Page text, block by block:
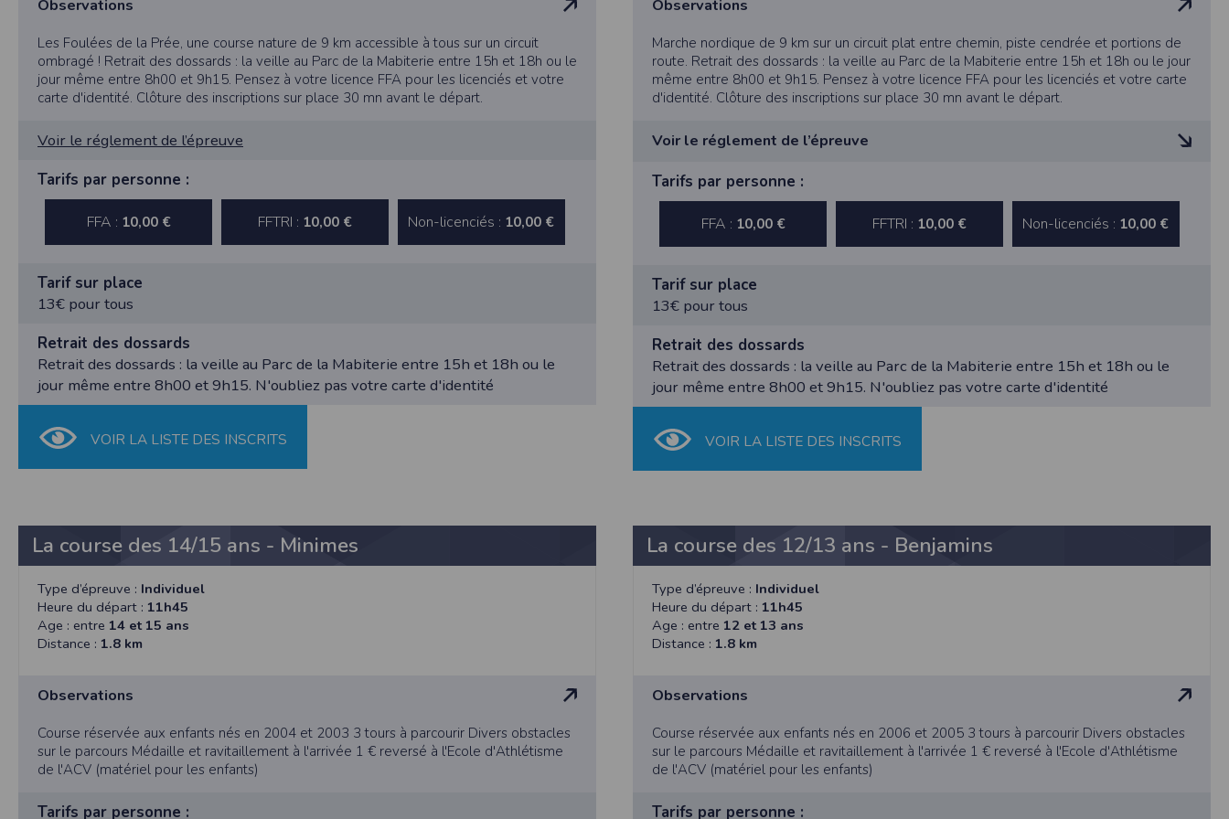
Observations
Les Foulées de la Prée, une course nature de 9 km accessible à tous sur un circuit
ombragé ! Retrait des dossards : la veille au Parc de la Mabiterie entre 15h et 18h ou le
jour même entre 8h00 et 9h15. Pensez à votre licence FFA pour les licenciés et votre
carte d'identité. Clôture des inscriptions sur place 30 mn avant le départ.
Voir le réglement de l’épreuve
Tarifs par personne :
FFA : 10,00 € FFTRI : 10,00 € Non-licenciés : 10,00 €
Tarif sur place
13€ pour tous
Retrait des dossards
Retrait des dossards : la veille au Parc de la Mabiterie entre 15h et 18h ou le
jour même entre 8h00 et 9h15. N'oubliez pas votre carte d'identité
VOIR LA LISTE DES INSCRITS
Observations
Marche nordique de 9 km sur un circuit plat entre chemin, piste cendrée et portions de
route. Retrait des dossards : la veille au Parc de la Mabiterie entre 15h et 18h ou le jour
même entre 8h00 et 9h15. Pensez à votre licence FFA pour les licenciés et votre carte
d'identité. Clôture des inscriptions sur place 30 mn avant le départ.
Voir le réglement de l’épreuve
Bâtons obligatoires. Les athlètes devront laisser la place aux athlètes du semi-
marathon (solo et relais) et ne pas gêner la progression de ceux-ci (attention aux
Tarifs par personne :
FFA : 10,00 € FFTRI : 10,00 € Non-licenciés : 10,00 €
Tarif sur place
13€ pour tous
Retrait des dossards
Retrait des dossards : la veille au Parc de la Mabiterie entre 15h et 18h ou le
jour même entre 8h00 et 9h15. N'oubliez pas votre carte d'identité
VOIR LA LISTE DES INSCRITS
La course des 14/15 ans - Minimes
Type d’épreuve : Individuel
Heure du départ : 11h45
Age : entre 14 et 15 ans
Distance : 1.8 km
Observations
Course réservée aux enfants nés en 2004 et 2003 3 tours à parcourir Divers obstacles
sur le parcours Médaille et ravitaillement à l'arrivée 1 € reversé à l'Ecole d'Athlétisme
de l'ACV (matériel pour les enfants)
Tarifs par personne :
La course des 12/13 ans - Benjamins
Type d’épreuve : Individuel
Heure du départ : 11h45
Age : entre 12 et 13 ans
Distance : 1.8 km
Observations
Course réservée aux enfants nés en 2006 et 2005 3 tours à parcourir Divers obstacles
sur le parcours Médaille et ravitaillement à l'arrivée 1 € reversé à l'Ecole d'Athlétisme
de l'ACV (matériel pour les enfants)
Tarifs par personne :
44370 LoireAuxence
F.F.A :Pour ce qui concerne les épreuves d’athlétisme, les résultats sont transmis à la Fédération Française d’Athlétisme
CNIL :
Conformément à la loi « informatique et libertés » du 6 janvier 1978 modifiée, vous disposez d’un droit d’accès et de rectification aux informations qui vous
Vous pouvez accèder aux informations vous concernanten nous contactant ici
.Vous pouvez également, pour des motifs légitimes, vous opposer au traitement des
données vous concernant.
POLITIQUE DE CONFIDENTIALITÉ DE L'APPLICATION TIMEPULSE
Informations sur la localisation
Nous collectons et traitons les informations de localisation lorsque vous vous inscrivez et utilisez les services. Conformément à notre politique de confidentialité,
nous ne suivons pas la localisation de votre appareil lorsque vous n'utilisez pas l'application, mais afin de fournir des services de synchronisation de base, il est
vous pouvez le faire à tout moment en ajustant les paramètres de votre appareil.
Cette application ne requiert pas d'informations de vos contacts.
Traduction in English :
This app requires camera permissions if the user is interested in uploading a photo to the gallery. We collect information from the photos you share. This app
No payment is made within the app, so no information about your credit or debit cards will be collected.